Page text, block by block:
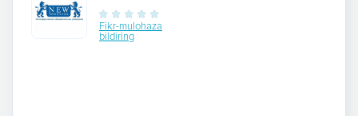
Fikr-mulohaza
bildiring